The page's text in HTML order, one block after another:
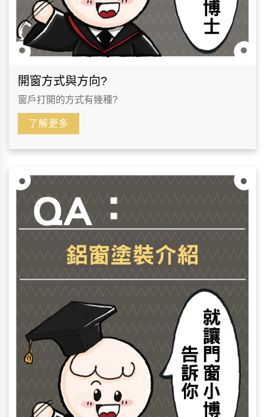
開窗方式與方向?
窗戶打開的方式有幾種?
了解更多